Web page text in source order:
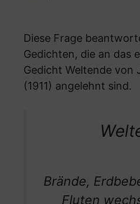
Diese Frage
Gedichten, die an das
Gedicht Weltende von
(1911) angelehnt sind.
Brände,
Fluten